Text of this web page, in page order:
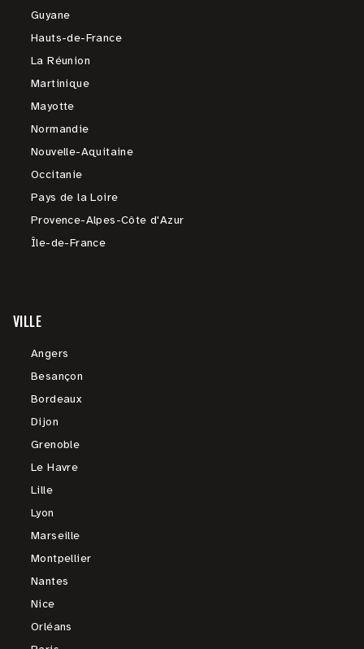
Guyane
Hauts-de-France
La Réunion
Martinique
Mayotte
Normandie
Nouvelle-Aquitaine
Occitanie
Pays de la Loire
Provence-Alpes-Côte d'Azur
Île-de-France
VILLE
Angers
Besançon
Bordeaux
Dijon
Grenoble
Le Havre
Lille
Lyon
Marseille
Montpellier
Nantes
Nice
Orléans